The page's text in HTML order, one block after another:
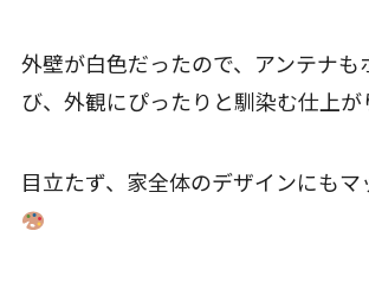
外壁が白色だったので、アンテナも
び、外観にぴったりと馴染む仕上が
目立たず、家全体のデザインにもマ